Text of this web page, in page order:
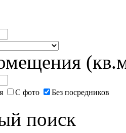
С фото Без посредников
поиск